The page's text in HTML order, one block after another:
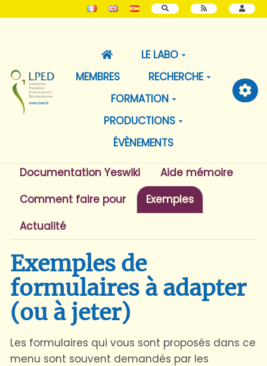
RECHERCHER
LE LABO
MEMBRES
RECHERCHE
FORMATION
PRODUCTIONS
ÉVÈNEMENTS
Documentation Yeswiki
Aide mémoire
Comment faire pour
Exemples
Actualité
Exemples de
formulaires à adapter
(ou à jeter)
Les formulaires qui vous sont proposés dans ce
menu sont souvent demandés par les